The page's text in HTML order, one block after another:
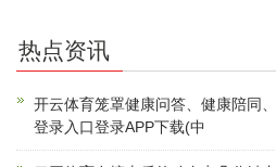
热点资讯
开云体育笼罩健康问答、健康陪同
登录入口登录APP下载(中